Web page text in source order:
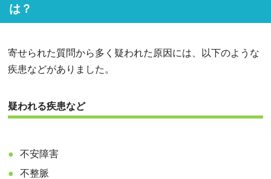
は？
寄せられた質問から多く疑われた原因には、以下のような
疾患などがありました。
疑われる疾患など
不安障害
不整脈